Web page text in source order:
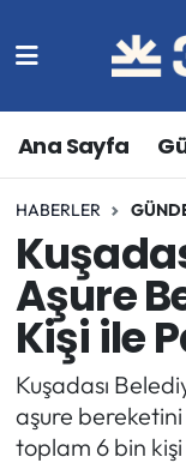
Ana Sayfa
HABERLER
Aşure
Kişi ile
Kuşadası
aşure bereketini
toplam 6 bin kişi